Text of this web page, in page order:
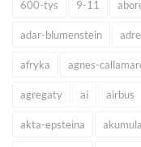
600-tys 9-11
adar-blumenstein
afryka agnes-
agregaty ai airbus
akta-epsteina